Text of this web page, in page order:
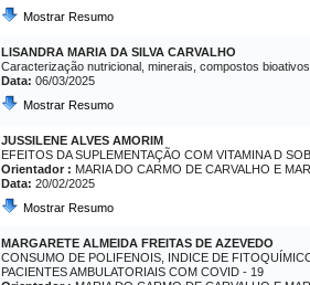
Mostrar Resumo
LISANDRA MARIA DA SILVA CARVALHO
Caracterização nutricional, minerais, compostos
Data: 06/03/2025
Mostrar Resumo
JUSSILENE ALVES AMORIM
EFEITOS DA SUPLEMENTAÇÃO COM VITAMINA D
Orientador : MARIA DO CARMO DE CARVALHO E
Data: 20/02/2025
Mostrar Resumo
MARGARETE ALMEIDA FREITAS DE AZEVEDO
CONSUMO DE POLIFENOIS, INDICE DE
PACIENTES AMBULATORIAIS COM COVID - 19